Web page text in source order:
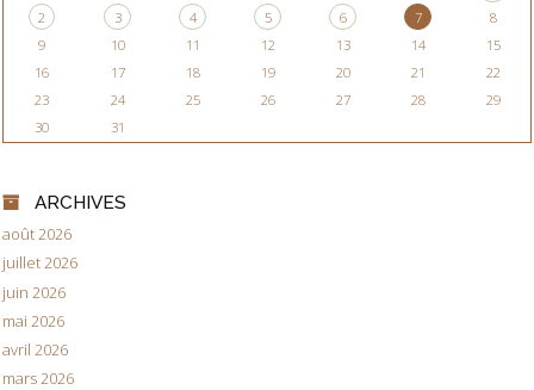
2
3 4 5 6 7
8
9
10 11 12 13 14
15
16
17 18 19 20 21
22
23
24 25 26 27 28
29
30
31
ARCHIVES
août 2026
juillet 2026
juin 2026
mai 2026
avril 2026
mars 2026